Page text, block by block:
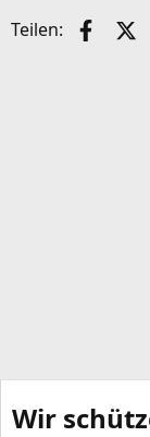
Teilen:
Wir